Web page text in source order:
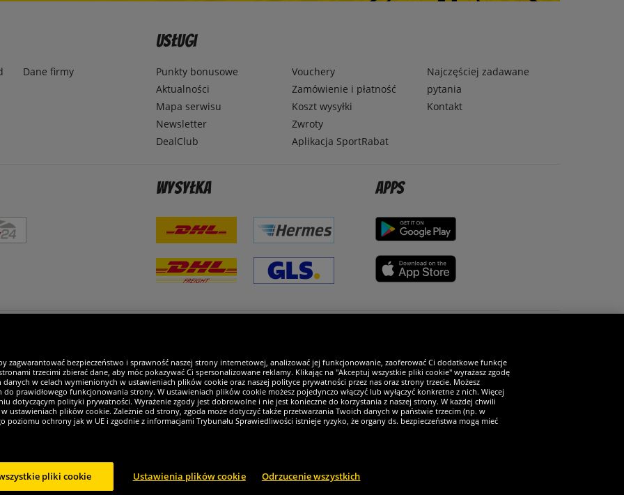
Dane firmy
Usługi
Punkty bonusowe
Aktualności
Mapa serwisu
Newsletter
DealClub
Vouchery
Zamówienie i płatność
Koszt wysyłki
Zwroty
Aplikacja SportRabat
Najczęściej zadawane
pytania
Kontakt
Wysyłka Apps
zagwarantować bezpieczeństwo i sprawność naszej strony internetowej, analizować jej funkcjonowanie, zaoferować Ci dodatkowe funkcje
trzecimi zbierać dane, aby móc pokazywać Ci spersonalizowane reklamy. Klikając na "Akceptuj wszystkie pliki cookie" wyrażasz zgodę
w celach wymienionych w ustawieniach plików cookie oraz naszej polityce prywatności przez nas oraz strony trzecie. Możesz
prawidłowego funkcjonowania strony. W ustawieniach plików cookie możesz pojedynczo włączyć lub wyłączyć konkretne z nich. Więcej
dotyczącym polityki prywatności. Wyrażenie zgody jest dobrowolne i nie jest konieczne do korzystania z naszej strony. W każdej chwili
w ustawieniach plików cookie. Zależnie od strony, zgoda może dotyczyć także przetwarzania Twoich danych w państwie trzecim (np. w
poziomu ochrony jak w UE i zgodnie z informacjami Trybunału Sprawiedliwości istnieje ryzyko, że organy ds. bezpieczeństwa mogą mieć
Ustawienia plików cookie Odrzucenie wszystkich
pliki cookie